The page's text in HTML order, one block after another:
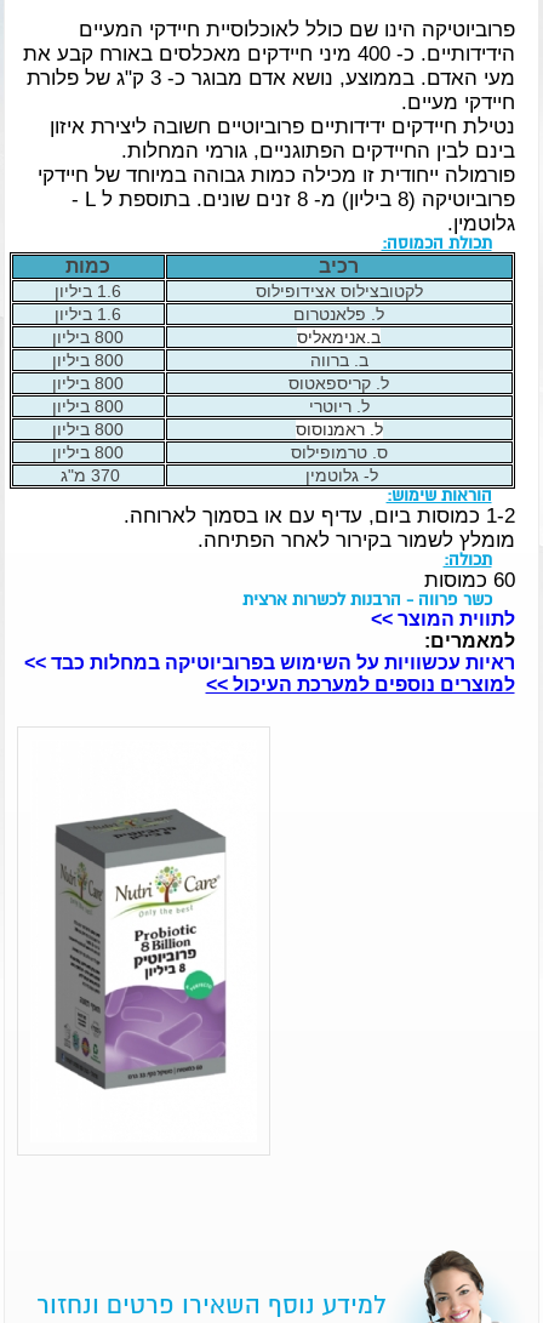
פרוביוטיקה הינו שם כולל לאוכלוסיית חיידקי המעיים
הידידותיים. כ- 400 מיני חיידקים מאכלסים באורח קבע את
מעי האדם. בממוצע, נושא אדם מבוגר כ- 3 ק"ג של פלורת
חיידקי מעיים.
נטילת חיידקים ידידותיים פרוביוטיים חשובה ליצירת איזון
בינם לבין החיידקים הפתוגניים, גורמי המחלות.
פורמולה ייחודית זו מכילה כמות גבוהה במיוחד של חיידקי
פרוביוטיקה (8 ביליון) מ- 8 זנים שונים. בתוספת ל L -
גלוטמין.
תכולת הכמוסה:
רכיב כמות
לקטובצילוס אצידופילוס
1.6 ביליון
ל. פלאנטרום
1.6 ביליון
ב.אנימאליס
800 ביליון
ב. ברווה
800 ביליון
ל. קריספאטוס
800 ביליון
ל. ריוטרי
800 ביליון
ל. ראמנוסוס
800 ביליון
ס. טרמופילוס
800 ביליון
ל- גלוטמין
370 מ"ג
הוראות שימוש:
1-2 כמוסות ביום, עדיף עם או בסמוך לארוחה.
מומלץ לשמור בקירור לאחר הפתיחה.
תכולה:
60 כמוסות
כשר פרווה - הרבנות לכשרות ארצית
לתווית המוצר >>
למאמרים:
ראיות עכשוויות על השימוש בפרוביוטיקה במחלות כבד >>
למוצרים נוספים למערכת העיכול >>
למידע נוסף השאירו פרטים ונחזור